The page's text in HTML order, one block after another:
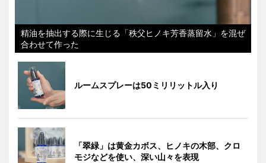
精油を抽出する際に生じる「秩父ヒノキ芳香蒸留水」を混ぜ
合わせて作った
ルームスプレーは50ミリリットル入り
「翠緑」は黄金カボス、ヒノキの木部、クロ
モジなどを使い、深い山々を表現